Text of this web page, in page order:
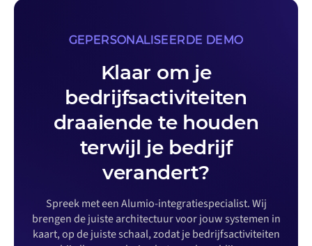
GEPERSONALISEERDE DEMO
Klaar om je
bedrijfsactiviteiten
draaiende te houden
terwijl je bedrijf
verandert?
Spreek met een Alumio-integratiespecialist. Wij
brengen de juiste architectuur voor jouw systemen in
kaart, op de juiste schaal, zodat je bedrijfsactiviteiten